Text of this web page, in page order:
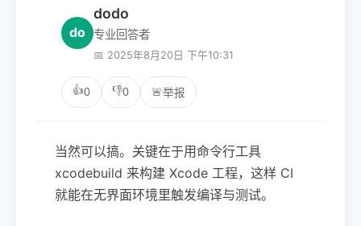
do
dodo
专业回答者
📅 2025年8月20日 下午10:31
👍0 👎0 🚨举报
当然可以搞。关键在于用命令行工具
xcodebuild 来构建 Xcode 工程，这样 CI
就能在无界面环境里触发编译与测试。